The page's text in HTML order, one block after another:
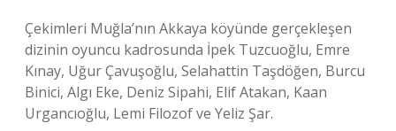
Çekimleri Muğla’nın Akkaya köyünde gerçekleşen
dizinin oyuncu kadrosunda İpek Tuzcuoğlu, Emre
Kınay, Uğur Çavuşoğlu, Selahattin Taşdöğen, Burcu
Binici, Algı Eke, Deniz Sipahi, Elif Atakan, Kaan
Urgancıoğlu, Lemi Filozof ve Yeliz Şar.